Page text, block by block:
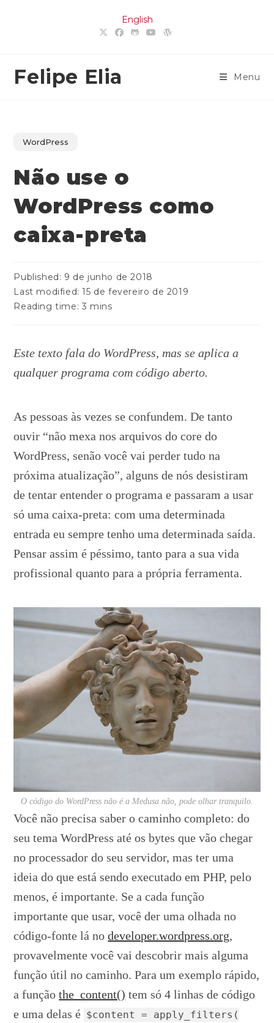
English
Felipe Elia Menu
WordPress
Não use o
WordPress como
caixa-preta
Published: 9 de junho de 2018
Last modified: 15 de fevereiro de 2019
Reading time: 3 mins
Este texto fala do WordPress, mas se aplica a
qualquer programa com código aberto.
As pessoas às vezes se confundem. De tanto
ouvir “não mexa nos arquivos do core do
WordPress, senão você vai perder tudo na
próxima atualização”, alguns de nós desistiram
de tentar entender o programa e passaram a usar
só uma caixa-preta: com uma determinada
entrada eu sempre tenho uma determinada saída.
Pensar assim é péssimo, tanto para a sua vida
profissional quanto para a própria ferramenta.
O código do WordPress não é a Medusa não, pode olhar tranquilo.
Você não precisa saber o caminho completo: do
seu tema WordPress até os bytes que vão chegar
no processador do seu servidor, mas ter uma
ideia do que está sendo executado em PHP, pelo
menos, é importante. Se a cada função
importante que usar, você der uma olhada no
código-fonte lá nodeveloper.wordpress.org,
provavelmente você vai descobrir mais alguma
função útil no caminho. Para um exemplo rápido,
a funçãothe_content() tem só 4 linhas de código
e uma delas é $content = apply_filters(